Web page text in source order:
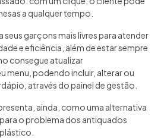
a qualquer tempo.
seus garçons mais livres para atender
e eficiência, além de estar sempre
consegue atualizar
menu, podendo incluir, alterar ou
através do painel de gestão.
ainda, como uma alternativa
o problema dos antiquados